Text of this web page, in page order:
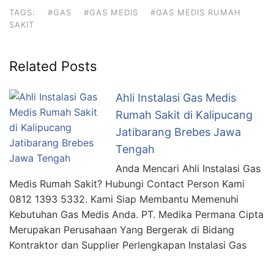
TAGS: #GAS #GAS MEDIS
#GAS MEDIS RUMAH
SAKIT
Related Posts
Ahli Instalasi Gas Medis
Rumah Sakit di Kalipucang
Jatibarang Brebes Jawa
Tengah
Anda Mencari Ahli Instalasi Gas
Medis Rumah Sakit? Hubungi Contact Person Kami
0812 1393 5332. Kami Siap Membantu Memenuhi
Kebutuhan Gas Medis Anda. PT. Medika Permana Cipta
Merupakan Perusahaan Yang Bergerak di Bidang
Kontraktor dan Supplier Perlengkapan Instalasi Gas